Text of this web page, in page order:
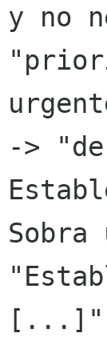
y no
->
Sobra
[...]"